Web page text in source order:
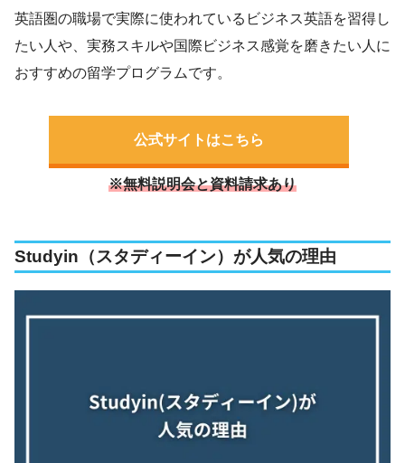
英語圏の職場で実際に使われているビジネス英語を習得し
たい人や、実務スキルや国際ビジネス感覚を磨きたい人に
おすすめの留学プログラムです。
公式サイトはこちら
※無料説明会と資料請求あり
Studyin（スタディーイン）が人気の理由